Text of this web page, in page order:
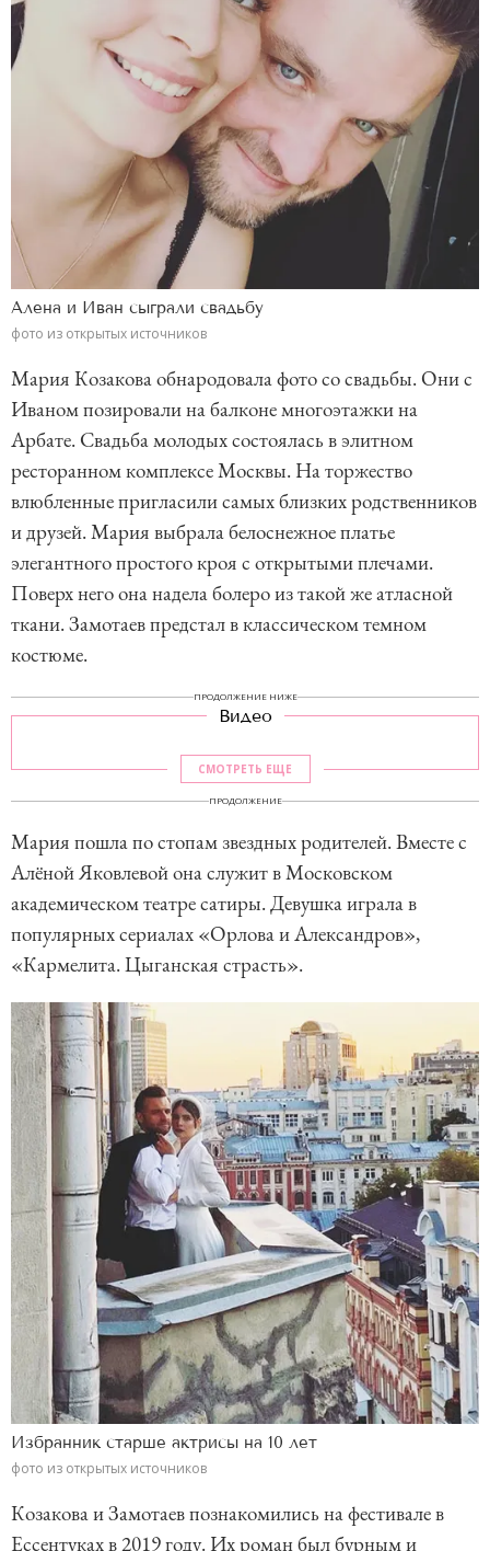
Алена и Иван сыграли свадьбу
фото из открытых источников
Мария Козакова обнародовала фото со свадьбы. Они с
Иваном позировали на балконе многоэтажки на
Арбате. Свадьба молодых состоялась в элитном
ресторанном комплексе Москвы. На торжество
влюбленные пригласили самых близких родственников
и друзей. Мария выбрала белоснежное платье
элегантного простого кроя с открытыми плечами.
Поверх него она надела болеро из такой же атласной
ткани. Замотаев предстал в классическом темном
костюме.
ПРОДОЛЖЕНИЕ НИЖЕ
Видео
СМОТРЕТЬ ЕЩЕ
ПРОДОЛЖЕНИЕ
Мария пошла по стопам звездных родителей. Вместе с
Алёной Яковлевой она служит в Московском
академическом театре сатиры. Девушка играла в
популярных сериалах «Орлова и Александров»,
«Кармелита. Цыганская страсть».
Избранник старше актрисы на 10 лет
фото из открытых источников
Козакова и Замотаев познакомились на фестивале в
Ессентуках в 2019 году. Их роман был бурным и